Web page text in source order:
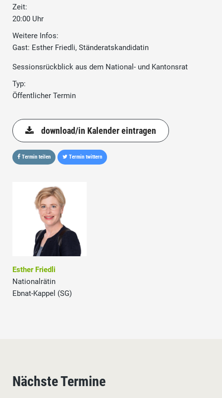
Zeit:
20:00 Uhr
Weitere Infos:
Gast: Esther Friedli, Ständeratskandidatin
Sessionsrückblick aus dem National- und Kantonsrat
Typ:
Öffentlicher Termin
download/in Kalender eintragen
Termin teilen Termin twittern
Esther Friedli
Nationalrätin
Ebnat-Kappel (SG)
Nächste Termine